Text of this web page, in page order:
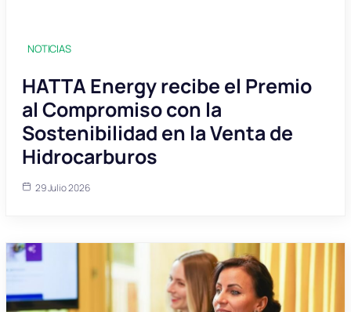
NOTICIAS
HATTA Energy recibe el Premio
al Compromiso con la
Sostenibilidad en la Venta de
Hidrocarburos
29 Julio 2026